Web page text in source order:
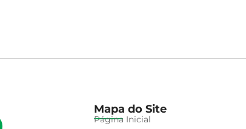
Mapa do Site
Página Inicial